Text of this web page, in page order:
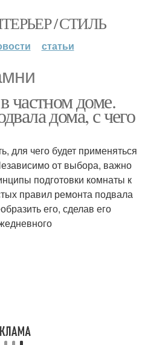
/ СТИЛЬ
статьи
частном доме.
дома, с чего
для чего будет применяться
от выбора, важно
подготовки комнаты к
правил ремонта подвала
его, сделав его